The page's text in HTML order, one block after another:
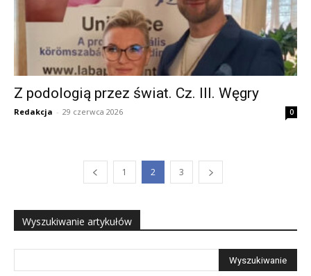
Z podologią przez świat. Cz. III. Węgry
Redakcja - 29 czerwca 2026 0
1 2 3
Wyszukiwanie artykułów